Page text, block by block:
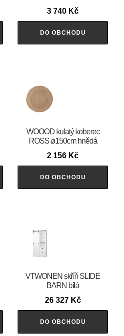
3 740 Kč
DO OBCHODU
WOOOD kulatý koberec
ROSS ø150cm hnědá
2 156 Kč
DO OBCHODU
VTWONEN skříň SLIDE
BARN bílá
26 327 Kč
DO OBCHODU